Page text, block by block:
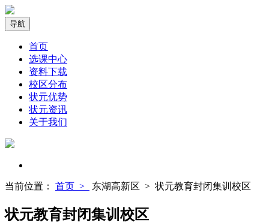
导航
首页
选课中心
资料下载
校区分布
状元优势
状元资讯
关于我们
当前位置： 首页 > 东湖高新区 > 状元教育封闭集训校区
状元教育封闭集训校区